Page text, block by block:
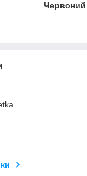
Червоний